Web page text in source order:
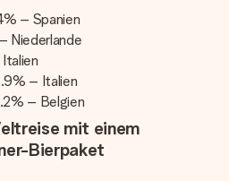
– Spanien
Niederlande
– Italien
– Belgien
mit einem
Bierpaket